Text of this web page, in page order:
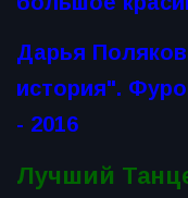
Дарья
история".
- 2016
Лучший